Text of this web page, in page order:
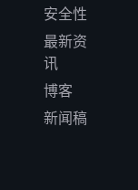
安全性
最新资
讯
博客
新闻稿